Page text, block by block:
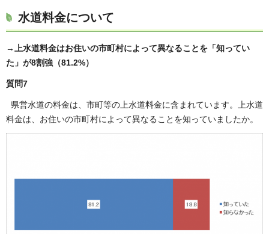
水道料金について
→上水道料金はお住いの市町村によって異なることを「知ってい
た」が8割強（81.2%）
質問7
県営水道の料金は、市町等の上水道料金に含まれています。上水道
料金は、お住いの市町村によって異なることを知っていましたか。